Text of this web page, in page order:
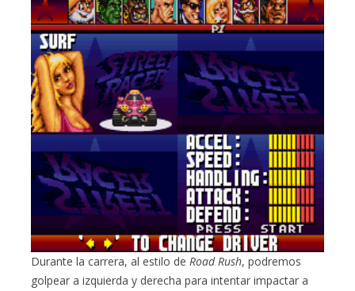
Durante la carrera, al estilo deRoad Rush, podremos
golpear a izquierda y derecha para intentar impactar a